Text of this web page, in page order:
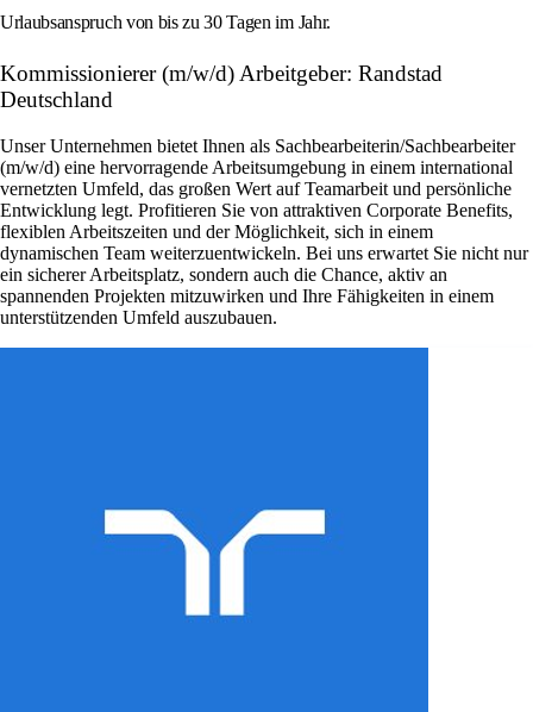
Urlaubsanspruch von bis zu 30 Tagen im Jahr.
Kommissionierer (m/w/d) Arbeitgeber: Randstad
Deutschland
Unser Unternehmen bietet Ihnen als Sachbearbeiterin/Sachbearbeiter
(m/w/d) eine hervorragende Arbeitsumgebung in einem international
vernetzten Umfeld, das großen Wert auf Teamarbeit und persönliche
Entwicklung legt. Profitieren Sie von attraktiven Corporate Benefits,
flexiblen Arbeitszeiten und der Möglichkeit, sich in einem
dynamischen Team weiterzuentwickeln. Bei uns erwartet Sie nicht nur
ein sicherer Arbeitsplatz, sondern auch die Chance, aktiv an
spannenden Projekten mitzuwirken und Ihre Fähigkeiten in einem
unterstützenden Umfeld auszubauen.